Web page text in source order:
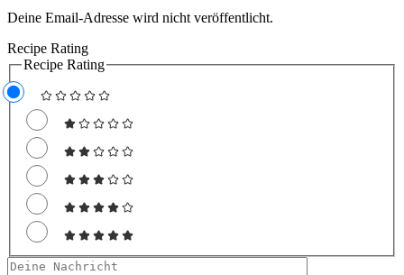
Deine Email-Adresse wird nicht veröffentlicht.
Recipe Rating
Recipe Rating